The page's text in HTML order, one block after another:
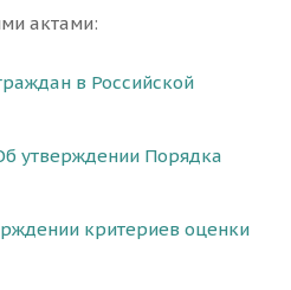
актами:
в Российской
утверждении Порядка
критериев оценки